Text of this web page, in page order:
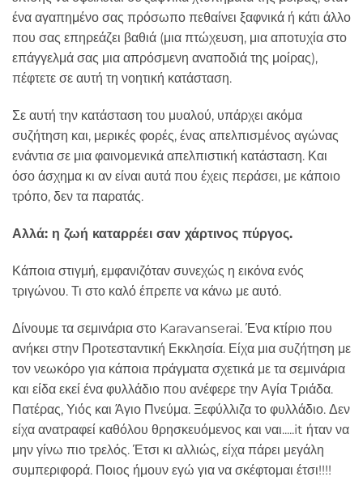
ένα αγαπημένο σας πρόσωπο πεθαίνει ξαφνικά ή κάτι άλλο
που σας επηρεάζει βαθιά (μια πτώχευση, μια αποτυχία στο
επάγγελμά σας μια απρόσμενη αναποδιά της μοίρας),
πέφτετε σε αυτή τη νοητική κατάσταση.
Σε αυτή την κατάσταση του μυαλού, υπάρχει ακόμα
συζήτηση και, μερικές φορές, ένας απελπισμένος αγώνας
ενάντια σε μια φαινομενικά απελπιστική κατάσταση. Και
όσο άσχημα κι αν είναι αυτά που έχεις περάσει, με κάποιο
τρόπο, δεν τα παρατάς.
Αλλά: η ζωή καταρρέει σαν χάρτινος πύργος.
Κάποια στιγμή, εμφανιζόταν συνεχώς η εικόνα ενός
τριγώνου. Τι στο καλό έπρεπε να κάνω με αυτό.
Δίνουμε τα σεμινάρια στο Karavanserai. Ένα κτίριο που
ανήκει στην Προτεσταντική Εκκλησία. Είχα μια συζήτηση με
τον νεωκόρο για κάποια πράγματα σχετικά με τα σεμινάρια
και είδα εκεί ένα φυλλάδιο που ανέφερε την Αγία Τριάδα.
Πατέρας, Υιός και Άγιο Πνεύμα. Ξεφύλλιζα το φυλλάδιο. Δεν
είχα ανατραφεί καθόλου θρησκευόμενος και ναι.....it ήταν να
μην γίνω πιο τρελός. Έτσι κι αλλιώς, είχα πάρει μεγάλη
συμπεριφορά. Ποιος ήμουν εγώ για να σκέφτομαι έτσι!!!!